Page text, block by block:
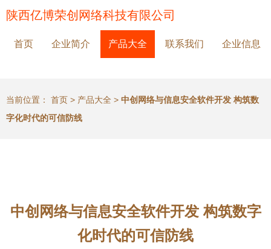
陕西亿博荣创网络科技有限公司
首页 企业简介 产品大全 联系我们 企业信息
当前位置： 首页 > 产品大全 > 中创网络与信息安全软件开发 构筑数
字化时代的可信防线
中创网络与信息安全软件开发 构筑数字
化时代的可信防线